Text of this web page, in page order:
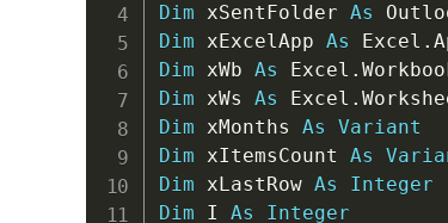
Dim xSentFolder As
Dim xExcelApp As Excel .
Dim xWb As Excel .
Dim xWs As Excel .
Dim xMonths As
Variant
Dim xItemsCount As
Dim xLastRow As
Integer
Dim I As
Integer